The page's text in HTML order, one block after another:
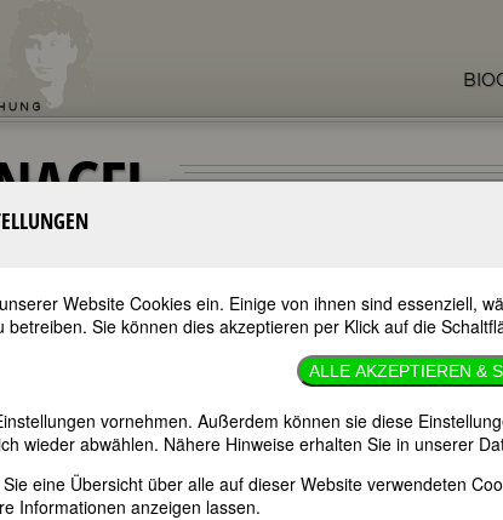
Website Cookies ein. Einige von ihnen sind essenziell,
betreiben. Sie können dies akzeptieren per Klick auf die
ALLE AKZEPTIEREN &
vornehmen. Außerdem können sie diese
wieder abwählen. Nähere Hinweise erhalten Sie in unserer
eine Übersicht über alle auf dieser Website verwendeten
Informationen anzeigen lassen.